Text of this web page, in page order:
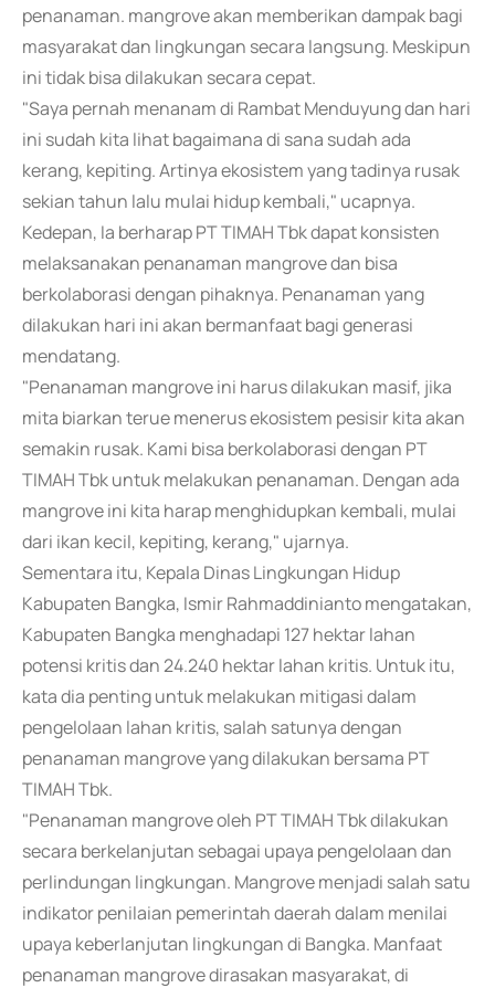
penanaman. mangrove akan memberikan dampak bagi
masyarakat dan lingkungan secara langsung. Meskipun
ini tidak bisa dilakukan secara cepat.
"Saya pernah menanam di Rambat Menduyung dan hari
ini sudah kita lihat bagaimana di sana sudah ada
kerang, kepiting. Artinya ekosistem yang tadinya rusak
sekian tahun lalu mulai hidup kembali," ucapnya.
Kedepan, Ia berharap PT TIMAH Tbk dapat konsisten
melaksanakan penanaman mangrove dan bisa
berkolaborasi dengan pihaknya. Penanaman yang
dilakukan hari ini akan bermanfaat bagi generasi
mendatang.
"Penanaman mangrove ini harus dilakukan masif, jika
mita biarkan terue menerus ekosistem pesisir kita akan
semakin rusak. Kami bisa berkolaborasi dengan PT
TIMAH Tbk untuk melakukan penanaman. Dengan ada
mangrove ini kita harap menghidupkan kembali, mulai
dari ikan kecil, kepiting, kerang," ujarnya.
Sementara itu, Kepala Dinas Lingkungan Hidup
Kabupaten Bangka, Ismir Rahmaddinianto mengatakan,
Kabupaten Bangka menghadapi 127 hektar lahan
potensi kritis dan 24.240 hektar lahan kritis. Untuk itu,
kata dia penting untuk melakukan mitigasi dalam
pengelolaan lahan kritis, salah satunya dengan
penanaman mangrove yang dilakukan bersama PT
TIMAH Tbk.
"Penanaman mangrove oleh PT TIMAH Tbk dilakukan
secara berkelanjutan sebagai upaya pengelolaan dan
perlindungan lingkungan. Mangrove menjadi salah satu
indikator penilaian pemerintah daerah dalam menilai
upaya keberlanjutan lingkungan di Bangka. Manfaat
penanaman mangrove dirasakan masyarakat, di